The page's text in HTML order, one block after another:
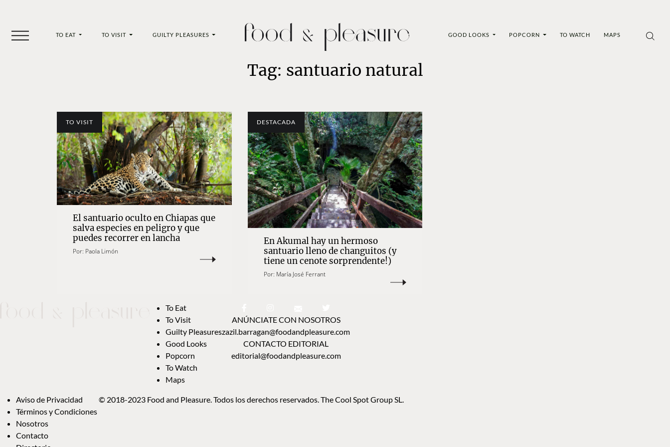
TO EAT TO VISIT GUILTY PLEASURES GOOD LOOKS POPCORN TO WATCH MAPS
Tag: santuario natural
TO VISIT
El santuario oculto en Chiapas que
salva especies en peligro y que
puedes recorrer en lancha
Por: Paola Limón
DESTACADA
En Akumal hay un hermoso
santuario lleno de changuitos (y
tiene un cenote sorprendente!)
Por: María José Ferrant
To Eat
To Visit
Guilty Pleasures
Good Looks
Popcorn
To Watch
Maps
ANÚNCIATE CON NOSOTROS
zazil.barragan@foodandpleasure.com
CONTACTO EDITORIAL
editorial@foodandpleasure.com
Aviso de Privacidad
Términos y Condiciones
Nosotros
Contacto
© 2018-2023 Food and Pleasure. Todos los derechos reservados. The Cool Spot Group SL.